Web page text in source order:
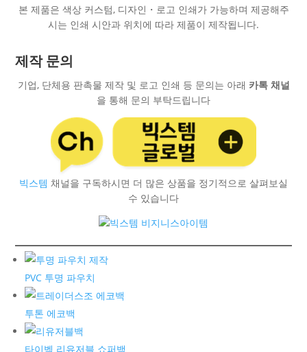
본 제품은 색상 커스텀, 디자인・로고 인쇄가 가능하며 제공해주
시는 인쇄 시안과 위치에 따라 제품이 제작됩니다.
제작 문의
기업, 단체용 판촉물 제작 및 로고 인쇄 등 문의는 아래 카톡 채널
을 통해 문의 부탁드립니다
빅스템 채널을 구독하시면 더 많은 상품을 정기적으로 살펴보실
수 있습니다
PVC 투명 파우치
투톤 에코백
타이벡 리유저블 쇼퍼백